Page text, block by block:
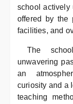
school actively
offered by the
facilities, and
The
unwavering
an
curiosity and a
teaching